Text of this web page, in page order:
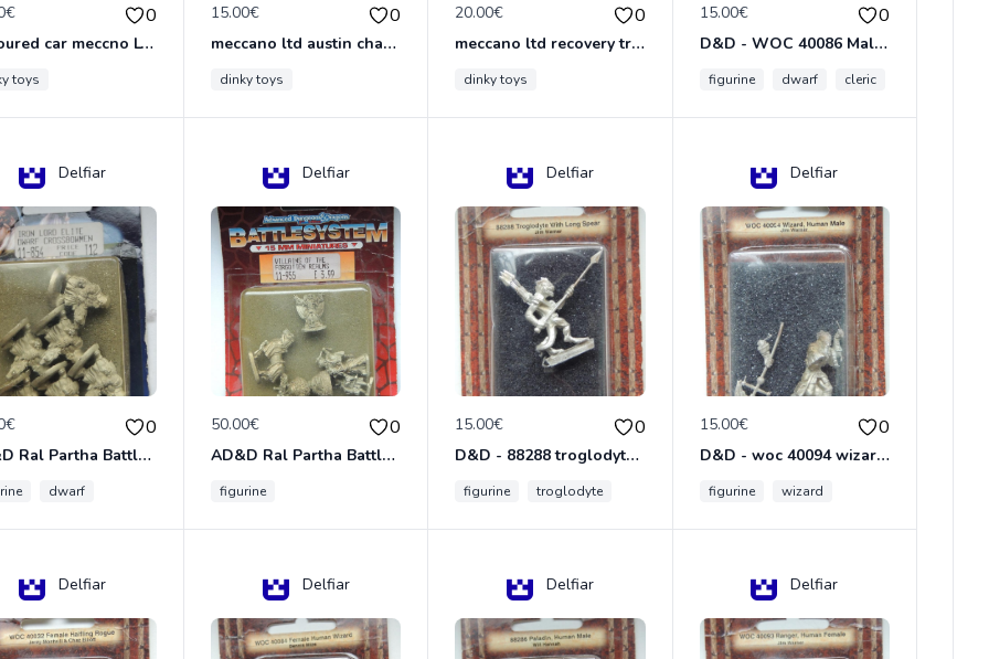
0
armoured car meccno LTD N°670
toys
15.00€ 0
meccano ltd austin champ N°674
dinky toys
20.00€ 0
meccano ltd recovery tractor N°661
dinky toys
15.00€ 0
D&D - WOC 40086 Male Dwarven Cleric Miniature - Donjons Dragons
figurine dwarf cleric
Delfiar
0
AD&D Ral Partha Battlesystem Miniatures Pack Iron Lord Dwarf Crossbowmen 11-854
dwarf
Delfiar
50.00€ 0
AD&D Ral Partha Battlesystem Villains/Forgotten Realms 11-955 Miniatures
figurine
Delfiar
15.00€ 0
D&D - 88288 troglodyte with long Miniature - Donjons Dragons
figurine troglodyte
Delfiar
15.00€ 0
D&D - woc 40094 wizard human male Miniature - Donjons Dragons
figurine wizard
Delfiar Delfiar Delfiar Delfiar